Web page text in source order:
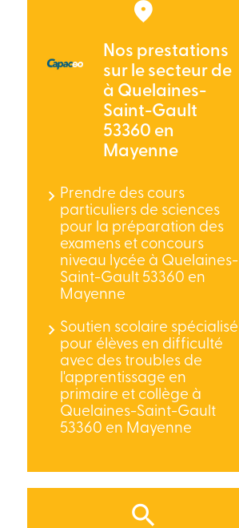
Nos prestations
sur le secteur de
à Quelaines-
Saint-Gault
53360 en
Mayenne
Prendre des cours
particuliers de sciences
pour la préparation des
examens et concours
niveau lycée à Quelaines-
Saint-Gault 53360 en
Mayenne
Soutien scolaire spécialisé
pour élèves en difficulté
avec des troubles de
l'apprentissage en
primaire et collège à
Quelaines-Saint-Gault
53360 en Mayenne